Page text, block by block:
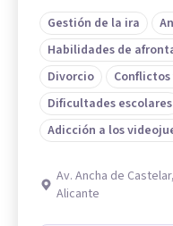
Gestión de la ira
Habilidades de
Divorcio
Dificultades escolares
Adicción a los
Av. Ancha de
Alicante